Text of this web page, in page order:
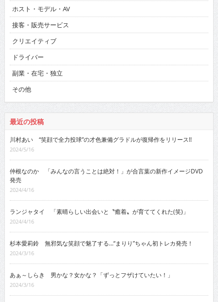
ホスト・モデル・AV
接客・販売サービス
クリエイティブ
ドライバー
副業・在宅・独立
その他
最近の投稿
川村あい “笑顔で全力投球”の才色兼備グラドルが復帰作をリリース!!
2024/5/16
仲根なのか 「みんなの言うことは絶対！」が合言葉の新作イメージDVD
発売
2024/4/16
ランジャタイ 「素晴らしい出会いと〝癒着〟が育ててくれた(笑)」
2024/4/16
杉本愛莉鈴 無邪気な笑顔で魅了する…“まりり”ちゃん初トレカ発売！
2024/3/16
あぁ～しらき 男かな？女かな？「ずっとフザけていたい！」
2024/3/16